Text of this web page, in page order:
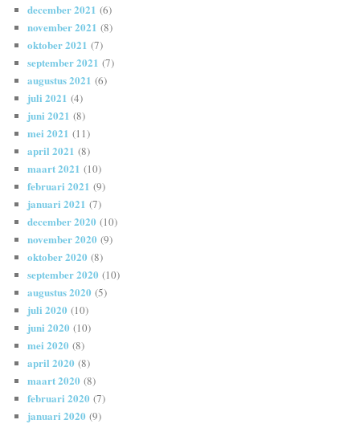
december 2021 (6)
november 2021 (8)
oktober 2021 (7)
september 2021 (7)
augustus 2021 (6)
juli 2021 (4)
juni 2021 (8)
mei 2021 (11)
april 2021 (8)
maart 2021 (10)
februari 2021 (9)
januari 2021 (7)
december 2020 (10)
november 2020 (9)
oktober 2020 (8)
september 2020 (10)
augustus 2020 (5)
juli 2020 (10)
juni 2020 (10)
mei 2020 (8)
april 2020 (8)
maart 2020 (8)
februari 2020 (7)
januari 2020 (9)